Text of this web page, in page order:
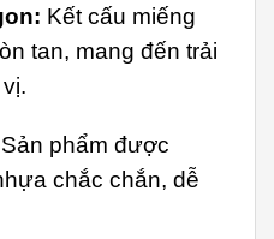
Kết cấu miếng
tan, mang đến trải
Sản phẩm được
chắc chắn, dễ